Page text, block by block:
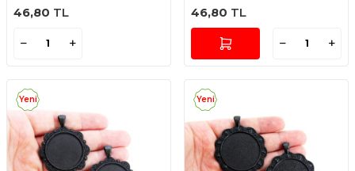
46,80 TL 46,80 TL
Yeni Yeni